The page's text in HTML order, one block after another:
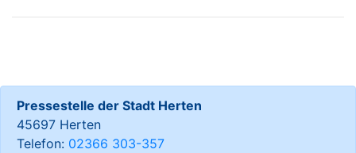
Pressestelle der Stadt Herten
45697 Herten
Telefon: 02366 303-357